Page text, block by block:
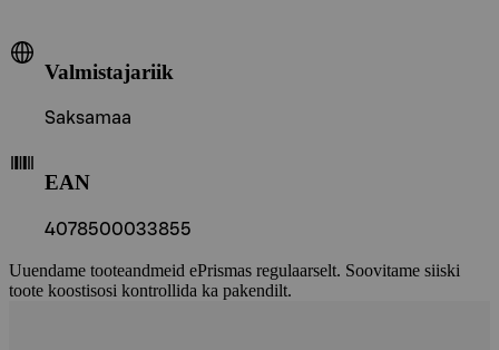
Valmistajariik
Saksamaa
EAN
4078500033855
Uuendame tooteandmeid ePrismas regulaarselt. Soovitame siiski
toote koostisosi kontrollida ka pakendilt.